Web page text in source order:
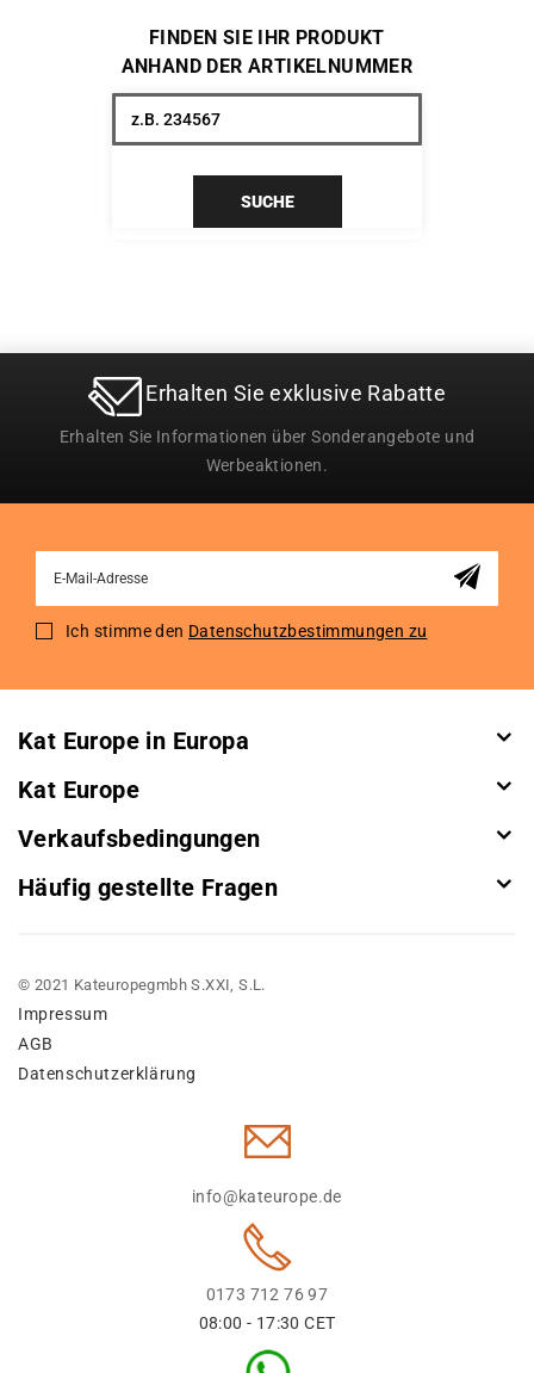
FINDEN SIE IHR PRODUKT
ANHAND DER ARTIKELNUMMER
SUCHE
Erhalten Sie exklusive Rabatte
Erhalten Sie Informationen über Sonderangebote und
Werbeaktionen.
for
Ich stimme den Datenschutzbestimmungen zu
Kat Europe in Europa
Kat Europe
Verkaufsbedingungen
Häufig gestellte Fragen
© 2021 Kateuropegmbh S.XXI, S.L.
Impressum
AGB
Datenschutzerklärung
info@kateurope.de
0173 712 76 97
08:00 - 17:30 CET